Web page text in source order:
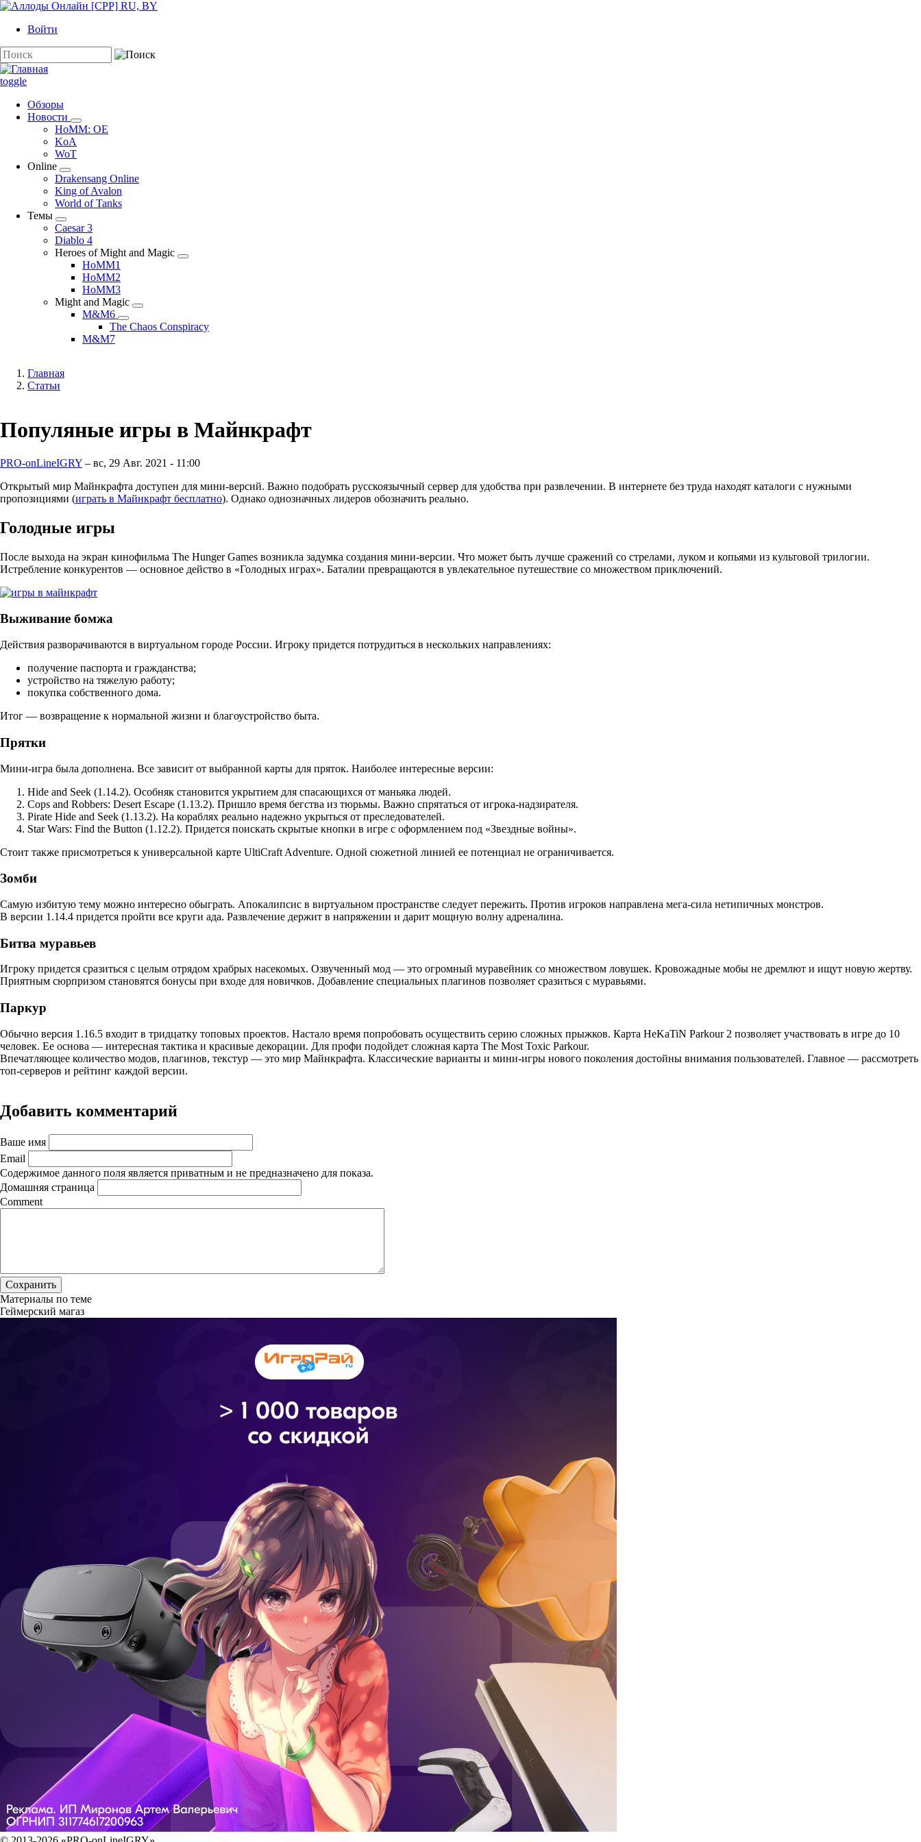
Перейти
основному
Войти
Поиск
toggle
Обзоры
Новости
Новости
HoMM: OE
KoA
WoT
Online
Online
подменю
Drakensang Online
King of Avalon
World of Tanks
Темы
Темы
подменю
Caesar 3
Diablo 4
Heroes of Might and Magic
Heroes
подменю
HoMM1
HoMM2
HoMM3
Might and Magic
Might
and
M&M6
M&M6
The Chaos Conspiracy
M&M7
Строка
Главная
Статьи
Популяные игры в Майнкрафт
PRO-onLineIGRY – вс, 29 Авг. 2021 - 11:00
Открытый мир Майнкрафта доступен для мини-версий. Важно подобрать русскоязычный сервер для удобства при развлечении. В интернете без труда находят каталоги с нужными
пропозициями (играть в Майнкрафт бесплатно). Однако однозначных лидеров обозначить реально.
Голодные игры
После выхода на экран кинофильма The Hunger Games возникла задумка создания мини-версии. Что может быть лучше сражений со стрелами, луком и копьями из культовой трилогии.
Истребление конкурентов — основное действо в «Голодных играх». Баталии превращаются в увлекательное путешествие со множеством приключений.
Выживание бомжа
Действия разворачиваются в виртуальном городе России. Игроку придется потрудиться в нескольких направлениях:
получение паспорта и гражданства;
устройство на тяжелую работу;
покупка собственного дома.
Итог — возвращение к нормальной жизни и благоустройство быта.
Прятки
Мини-игра была дополнена. Все зависит от выбранной карты для пряток. Наиболее интересные версии:
Hide and Seek (1.14.2). Особняк становится укрытием для спасающихся от маньяка людей.
Cops and Robbers: Desert Escape (1.13.2). Пришло время бегства из тюрьмы. Важно спрятаться от игрока-надзирателя.
Pirate Hide and Seek (1.13.2). На кораблях реально надежно укрыться от преследователей.
Star Wars: Find the Button (1.12.2). Придется поискать скрытые кнопки в игре с оформлением под «Звездные войны».
Стоит также присмотреться к универсальной карте UltiCraft Adventure. Одной сюжетной линией ее потенциал не ограничивается.
Зомби
Самую избитую тему можно интересно обыграть. Апокалипсис в виртуальном пространстве следует пережить. Против игроков направлена мега-сила нетипичных монстров.
В версии 1.14.4 придется пройти все круги ада. Развлечение держит в напряжении и дарит мощную волну адреналина.
Битва муравьев
Игроку придется сразиться с целым отрядом храбрых насекомых. Озвученный мод — это огромный муравейник со множеством ловушек. Кровожадные мобы не дремлют и ищут новую жертву.
Приятным сюрпризом становятся бонусы при входе для новичков. Добавление специальных плагинов позволяет сразиться с муравьями.
Паркур
Обычно версия 1.16.5 входит в тридцатку топовых проектов. Настало время попробовать осуществить серию сложных прыжков. Карта HeKaTiN Parkour 2 позволяет участвовать в игре до 10
человек. Ее основа — интересная тактика и красивые декорации. Для профи подойдет сложная карта The Most Toxic Parkour.
Впечатляющее количество модов, плагинов, текстур — это мир Майнкрафта. Классические варианты и мини-игры нового поколения достойны внимания пользователей. Главное — рассмотреть
топ-серверов и рейтинг каждой версии.
Добавить комментарий
Ваше имя
Email
Содержимое данного поля является приватным и не предназначено для показа.
Домашняя страница
Comment
Материалы по теме
Геймерский магаз